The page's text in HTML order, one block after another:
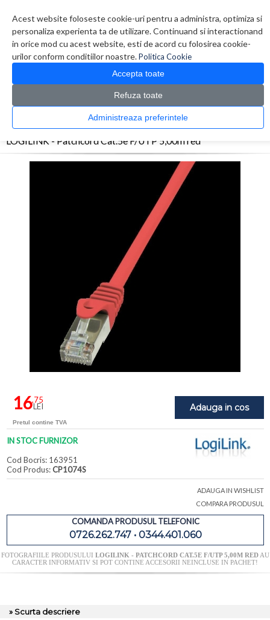
Acest website foloseste cookie-uri pentru a administra, optimiza si
personaliza experienta ta de utilizare. Continuand si interactionand
in orice mod cu acest website, esti de acord cu folosirea cookie-
urilor conform conditiilor noastre.Politica Cookie
Accepta toate
Refuza toate
Administreaza preferintele
0 produs(e)
CATALOG PRODUSE
> Cabluri > LOGILINK - Patchcord Cat.5e F/UTP 5,00m red
LOGILINK - Patchcord Cat.5e F/UTP 5,00m red
Adauga in cos
16,75
LEI
Pretul contine TVA
IN STOC FURNIZOR
Cod Bocris: 163951
Cod Produs:CP1074S
ADAUGA IN WISHLIST
COMPARA PRODUSUL
COMANDA PRODUSUL TELEFONIC
0726.262.747 • 0344.401.060
FOTOGRAFIILE PRODUSULUI LOGILINK - PATCHCORD CAT.5E F/UTP 5,00M REDAU
CARACTER INFORMATIV SI POT CONTINE ACCESORII NEINCLUSE IN PACHET!
» Scurta descriere